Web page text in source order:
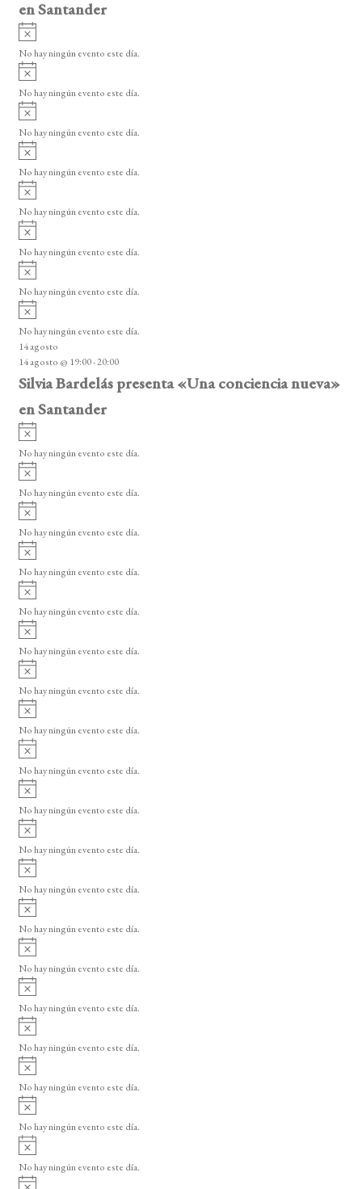
en Santander
A
v
i
o
No hay ningún evento este día.
A
v
i
o
No hay ningún evento este día.
A
v
i
o
No hay ningún evento este día.
A
v
i
o
No hay ningún evento este día.
A
v
i
o
No hay ningún evento este día.
A
v
i
o
No hay ningún evento este día.
A
v
i
o
No hay ningún evento este día.
A
v
i
s
o
No hay ningún evento este día.
14 agosto
14 agosto @ 19:00-20:00
Silvia Bardelás presenta «Una conciencia nueva»
en Santander
A
v
i
o
No hay ningún evento este día.
A
v
i
o
No hay ningún evento este día.
A
v
i
o
No hay ningún evento este día.
A
v
i
o
No hay ningún evento este día.
A
v
i
o
No hay ningún evento este día.
A
v
i
o
No hay ningún evento este día.
A
v
i
o
No hay ningún evento este día.
A
v
i
o
No hay ningún evento este día.
A
v
i
o
No hay ningún evento este día.
A
v
i
o
No hay ningún evento este día.
A
v
i
o
No hay ningún evento este día.
A
v
i
o
No hay ningún evento este día.
A
v
i
o
No hay ningún evento este día.
A
v
i
o
No hay ningún evento este día.
A
v
i
o
No hay ningún evento este día.
A
v
i
o
No hay ningún evento este día.
A
v
i
o
No hay ningún evento este día.
A
v
i
o
No hay ningún evento este día.
A
v
i
No hay ningún evento este día.
A